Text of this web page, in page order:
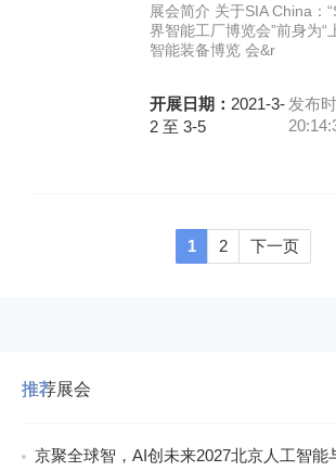
展会简介 关于SIA China：
界智能工厂博览会”前身为“
智能装备博览 会&r
开展日期： 2021-3-
2 至 3-5
发布
1 2 下一页
推荐展会